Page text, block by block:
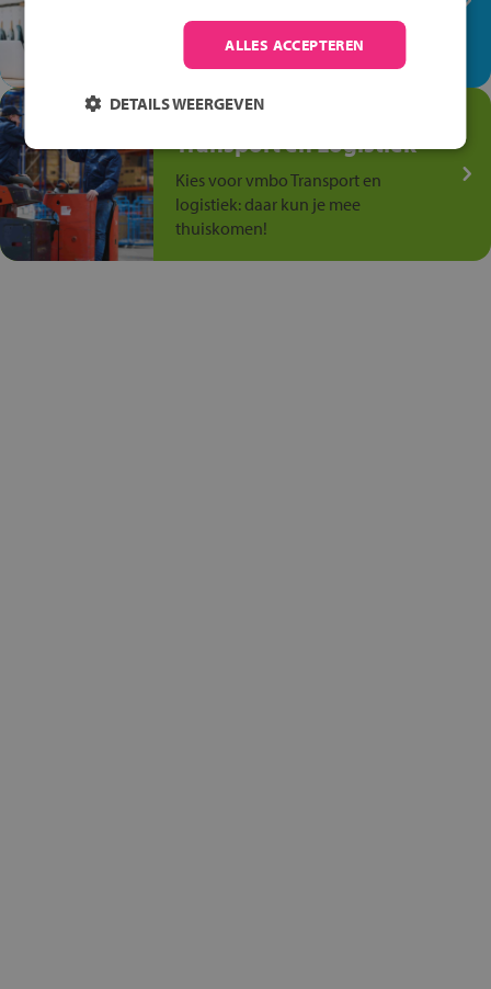
op de winkelvloer, waar elke dag
anders is!
Jouw talent in de
Transport en Logistiek
Kies voor vmbo Transport en
logistiek: daar kun je mee
thuiskomen!
ALLES ACCEPTEREN
DETAILS WEERGEVEN